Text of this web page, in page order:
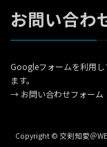
お問い合わ
Googleフォームを利用
ます。
→ お問い合わせフォーム
Copyright © 交剣知愛＠